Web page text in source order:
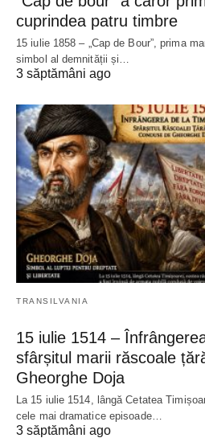
cuprindea patru timbre
15 iulie 1858 – „Cap de Bour”, prima
simbol al demnității și…
3 săptămâni ago
TRANSILVANIA
15 iulie 1514 –
sfârșitul marii răscoale
Gheorghe Doja
La 15 iulie 1514, lângă Cetatea
cele mai dramatice episoade…
3 săptămâni ago